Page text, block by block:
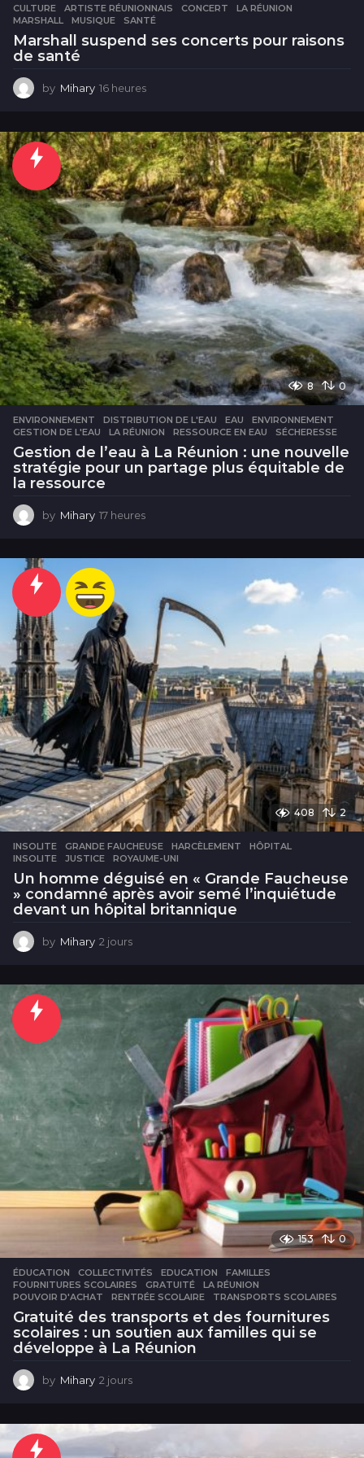
CULTURE ARTISTE RÉUNIONNAIS ,CONCERT ,LA RÉUNION
MARSHALL
,MUSIQUE ,SANTÉ
Marshall suspend ses concerts pour raisons
de santé
by Mihary 16 heures
e
u
r
e
s
8 0
ENVIRONNEMENT DISTRIBUTION DE L'EAU ,EAU ,ENVIRONNEMENT
GESTION DE L'EAU
,LA RÉUNION ,RESSOURCE EN EAU ,SÉCHERESSE
Gestion de l’eau à La Réunion : une nouvelle
stratégie pour un partage plus équitable de
la ressource
by Mihary 17 heures
e
408 2
INSOLITE GRANDE FAUCHEUSE ,HARCÈLEMENT ,HÔPITAL
INSOLITE
,JUSTICE ,ROYAUME-UNI
Un homme déguisé en « Grande Faucheuse
» condamné après avoir semé l’inquiétude
devant un hôpital britannique
by Mihary 2 jours
u
153 0
ÉDUCATION COLLECTIVITÉS ,EDUCATION ,FAMILLES
FOURNITURES SCOLAIRES
,GRATUITÉ ,LA RÉUNION
POUVOIR D'ACHAT
,RENTRÉE SCOLAIRE ,TRANSPORTS SCOLAIRES
Gratuité des transports et des fournitures
scolaires : un soutien aux familles qui se
développe à La Réunion
by Mihary 2 jours
u